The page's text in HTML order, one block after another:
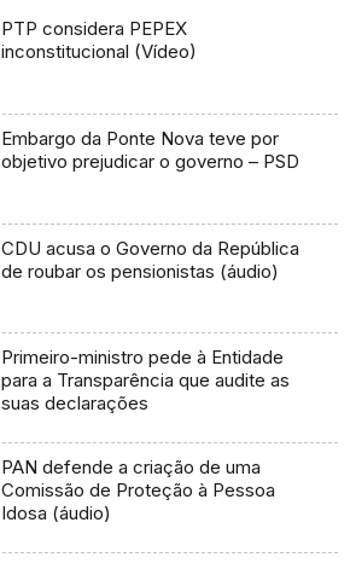
PTP considera PEPEX
inconstitucional (Vídeo)
Embargo da Ponte Nova teve por
objetivo prejudicar o governo – PSD
CDU acusa o Governo da República
de roubar os pensionistas (áudio)
Primeiro-ministro pede à Entidade
para a Transparência que audite as
suas declarações
PAN defende a criação de uma
Comissão de Proteção à Pessoa
Idosa (áudio)